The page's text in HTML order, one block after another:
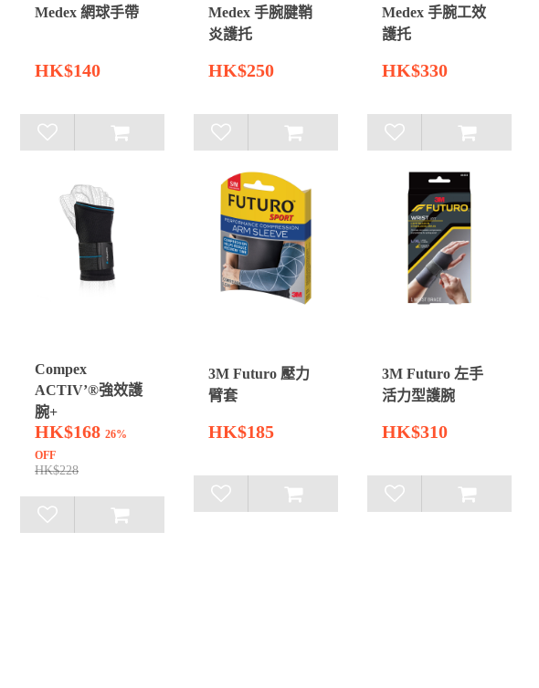
Medex 網球手帶
HK$140
Medex 手腕腱鞘
炎護托
HK$250
Medex 手腕工效
護托
HK$330
Compex
ACTIV’®強效護
腕+
HK$168 26%
OFF
HK$228
3M Futuro 壓力
臂套
HK$185
3M Futuro 左手
活力型護腕
HK$310